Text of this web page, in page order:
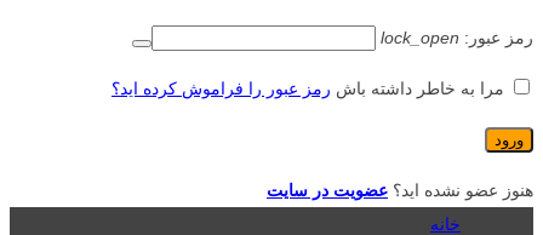
رمز عبور: lock_open
مرا به خاطر داشته باش رمز عبور را فراموش کرده اید؟
هنوز عضو نشده اید؟ عضویت در سایت
خانه